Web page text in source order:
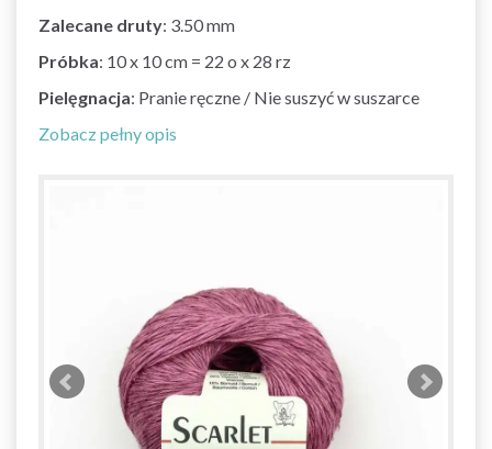
Zalecane druty: 3.50 mm
Próbka: 10 x 10 cm = 22 o x 28 rz
Pielęgnacja: Pranie ręczne / Nie suszyć w suszarce
Zobacz pełny opis